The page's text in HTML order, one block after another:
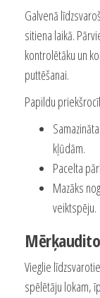
Galvenā
sitiena laikā.
kontrolētāku un
puttēšanai.
Papildu
kļūdām.
Pacelta
Mazāks
veiktspēju.
Vieglie
spēlētāju lokam,